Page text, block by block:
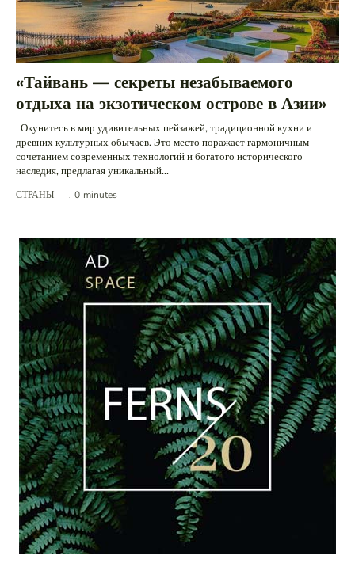
«Тайвань — секреты незабываемого
отдыха на экзотическом острове в Азии»
древних культурных обычаев. Это место поражает гармоничным
сочетанием современных технологий и богатого исторического
наследия, предлагая уникальный...
СТРАНЫ 0 minutes